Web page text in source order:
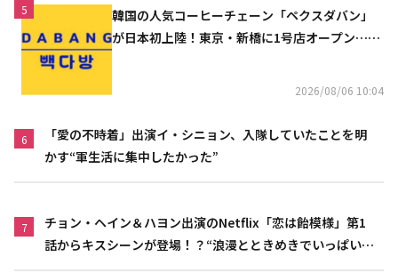
5
韓国の人気コーヒーチェーン「ペクスダバン」
が日本初上陸！東京・新橋に1号店オープン…海
2026/08/06 10:04
6
「愛の不時着」出演イ・シニョン、入隊していたことを明
かす“軍生活に集中したかった”
7
チョン・ヘイン＆ハヨン出演のNetflix「恋は飴模様」第1
話からキスシーンが登場！？“浪漫とときめきでいっぱいの